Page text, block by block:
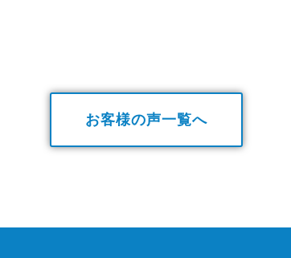
お客様の声一覧へ